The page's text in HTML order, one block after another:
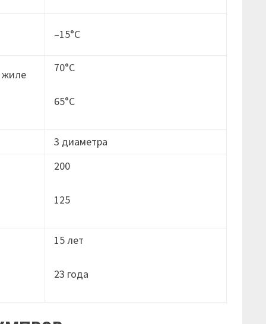
–15°C
жиле
70°C
65°C
3 диаметра
200
125
15 лет
23 годa